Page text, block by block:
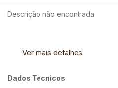
Descrição não encontrada
Ver mais detalhes
Dados Técnicos